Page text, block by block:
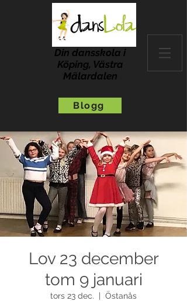
Din dansskola i
Köping, Västra
Mälardalen
Blogg
Lov 23 december
tom 9 januari
tors 23 dec. Östanås